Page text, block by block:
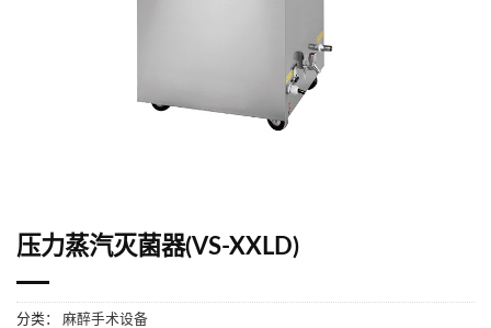
压力蒸汽灭菌器(VS-XXLD)
分类： 麻醉手术设备